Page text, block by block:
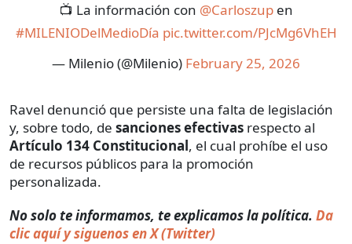
📺 La información con @Carloszupen
#MILENIODelMedioDía pic.twitter.com/PJcMg6VhEH
— Milenio (@Milenio) February 25, 2026
Ravel denunció que persiste una falta de legislación
y, sobre todo, de sanciones efectivas respecto al
Artículo 134 Constitucional, el cual prohíbe el uso
de recursos públicos para la promoción
personalizada.
No solo te informamos, te explicamos la política. Da
clic aquí y siguenos en X (Twitter)